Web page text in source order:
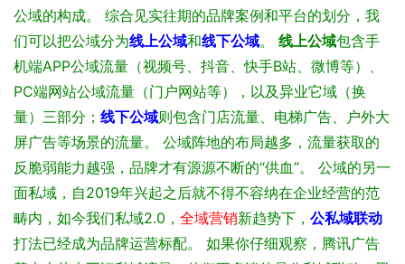
公域的构成。
综合见实往期的品牌案例和平台的划分，我
们可以把公域分为线上公域和线下公域。 线上公域包含手
机端APP公域流量（视频号、抖音、快手B站、微博等）、
PC端网站公域流量（门户网站等），以及异业它域（换
量）三部分； 线下公域则包含门店流量、电梯广告、户外大
屏广告等场景的流量。
公域阵地的布局越多，流量获取的
反脆弱能力越强，品牌才有源源不断的“供血”。
公域的另一
面私域，自2019年兴起之后就不得不容纳在企业经营的范
畴内，如今我们私域2.0， 全域营销新趋势下， 公私域联动
打法已经成为品牌运营标配。
如果你仔细观察，腾讯广告